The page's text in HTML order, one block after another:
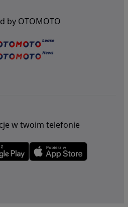
by OTOMOTO
w twoim telefonie